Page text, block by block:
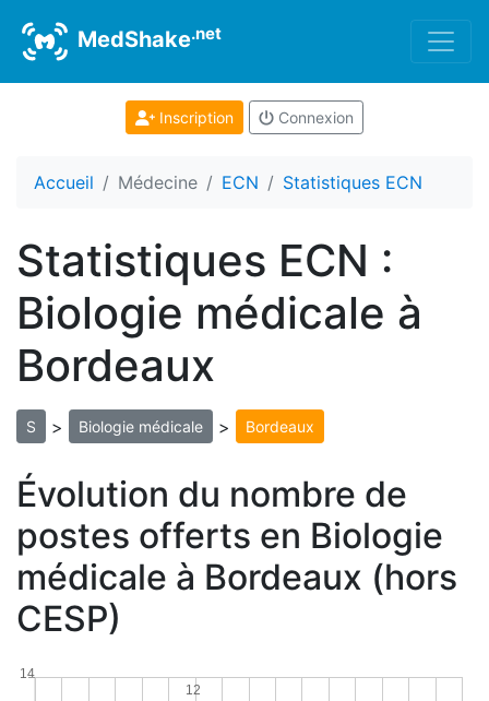
MedShake.net
Inscription Connexion
Accueil Médecine ECN Statistiques ECN
Statistiques ECN :
Biologie médicale à
Bordeaux
S > Biologie médicale > Bordeaux
Évolution du nombre de
postes offerts en Biologie
médicale à Bordeaux (hors
CESP)
14
12